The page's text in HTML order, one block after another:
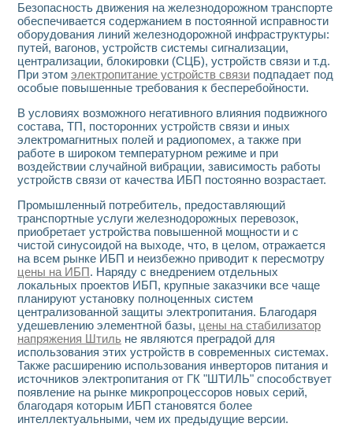
Безопасность движения на железнодорожном транспорте
обеспечивается содержанием в постоянной исправности
оборудования линий железнодорожной инфраструктуры:
путей, вагонов, устройств системы сигнализации,
централизации, блокировки (СЦБ), устройств связи и т.д.
При этом электропитание устройств связи подпадает под
особые повышенные требования к бесперебойности.
В условиях возможного негативного влияния подвижного
состава, ТП, посторонних устройств связи и иных
электромагнитных полей и радиопомех, а также при
работе в широком температурном режиме и при
воздействии случайной вибрации, зависимость работы
устройств связи от качества ИБП постоянно возрастает.
Промышленный потребитель, предоставляющий
транспортные услуги железнодорожных перевозок,
приобретает устройства повышенной мощности и с
чистой синусоидой на выходе, что, в целом, отражается
на всем рынке ИБП и неизбежно приводит к пересмотру
цены на ИБП. Наряду с внедрением отдельных
локальных проектов ИБП, крупные заказчики все чаще
планируют установку полноценных систем
централизованной защиты электропитания. Благодаря
удешевлению элементной базы, цены на стабилизатор
напряжения Штиль не являются преградой для
использования этих устройств в современных системах.
Также расширению использования инверторов питания и
источников электропитания от ГК "ШТИЛЬ" способствует
появление на рынке микропроцессоров новых серий,
благодаря которым ИБП становятся более
интеллектуальными, чем их предыдущие версии.